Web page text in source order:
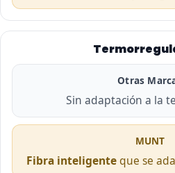
Otras
Sin adaptación a la
MUNT
Fibra inteligenteque se